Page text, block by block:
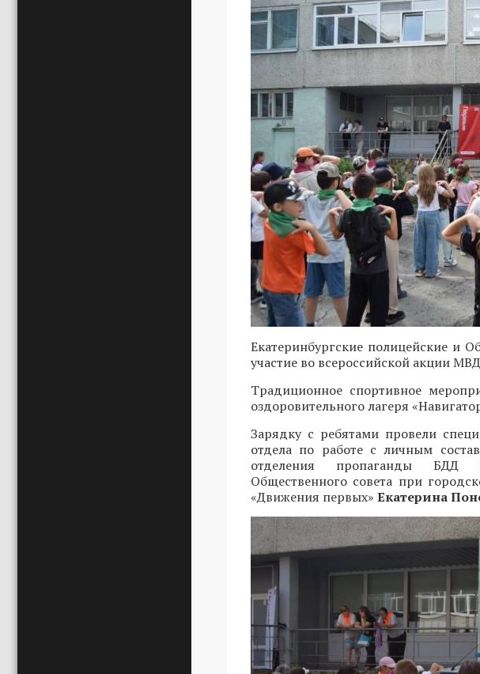
Екатеринбургские полицейские и
участие во всероссийской акции
Традиционное спортивное
оздоровительного лагеря
Зарядку с ребятами провели
отдела по работе с личным
отделения пропаганды БДД
Общественного совета при
«Движения первых» Екатерина